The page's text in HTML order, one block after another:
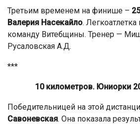
Третьим временем на финише –
Валерия Насекайло.
команду Витебщины. Тренер —
Русаловская А.Д.
***
10 километров. Юниорки
Победительницей на этой
Савоневская. Она показала